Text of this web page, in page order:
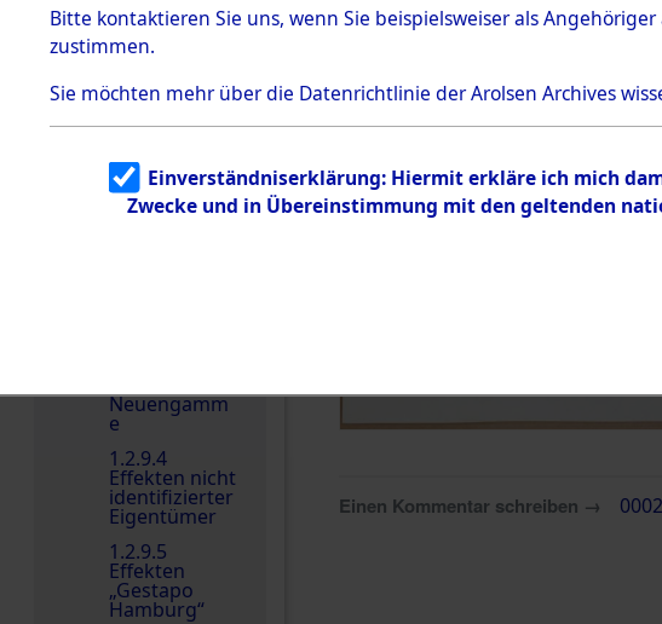
1.2.9.1
Effekten aus
Dachau
e
1.2.9.2
Effekten aus
Neuengamm
e
1.2.9.4
Effekten nicht
identifizierter
Eigentümer
1.2.9.5
Effekten
„Gestapo
Hamburg“
Einen Kommentar schreiben →
Bitte kontaktieren Sie uns, wenn Sie beispielsweiser als
zustimmen.
Sie möchten mehr über die Datenrichtlinie der Arolsen Archives
Einverständniserklärung: Hiermit erkläre ich mich
Zwecke und in Übereinstimmung mit den geltenden